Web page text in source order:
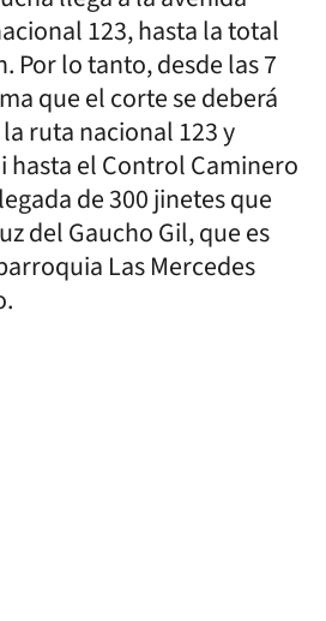
123, hasta la total
Por lo tanto, desde las 7
que el corte se deberá
ruta nacional 123 y
hasta el Control Caminero
de 300 jinetes que
del Gaucho Gil, que es
Las Mercedes